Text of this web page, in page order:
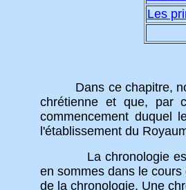
Les
Dans ce chapitre,
chrétienne et que, par
commencement duquel
l'établissement du
La chronologie est
en sommes dans le
de la chronologie. Une